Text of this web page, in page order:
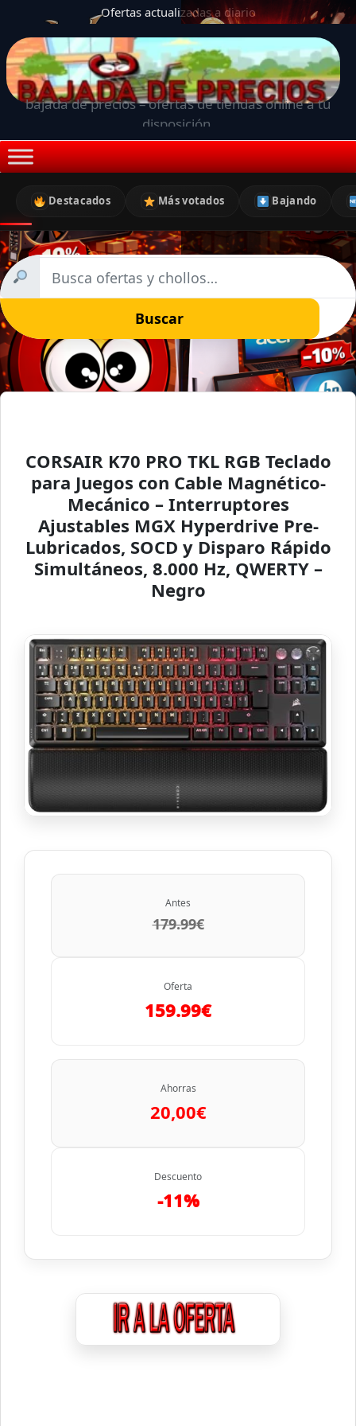
Ofertas actualizadas a diario
bajada de precios – ofertas de tiendas online a tu
disposición.
Destacados Más votados Bajando
Buscar
CORSAIR K70 PRO TKL RGB Teclado
para Juegos con Cable Magnético-
Mecánico – Interruptores
Ajustables MGX Hyperdrive Pre-
Lubricados, SOCD y Disparo Rápido
Simultáneos, 8.000 Hz, QWERTY –
Negro
Antes
179.99€
Oferta
159.99€
Ahorras
20,00€
Descuento
-11%